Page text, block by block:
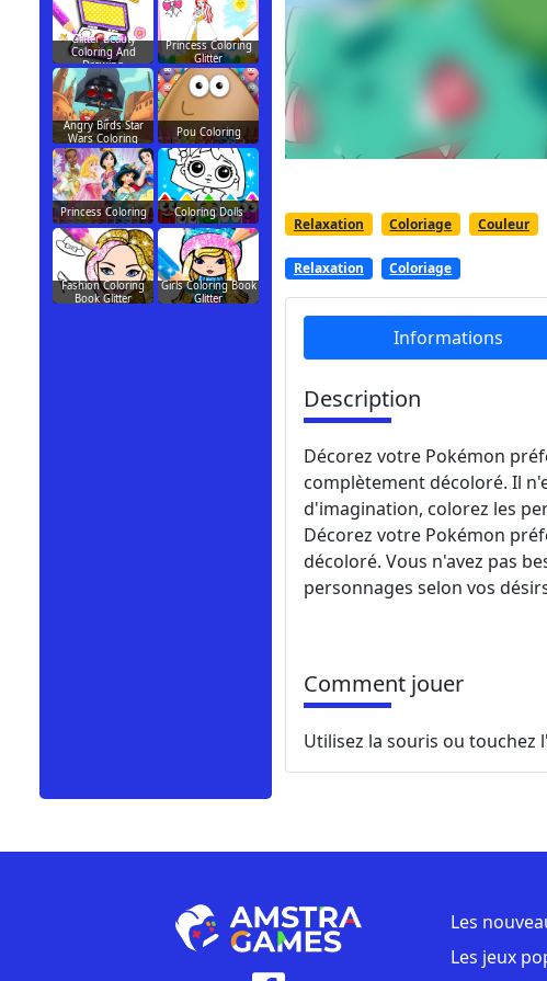
Relaxation Coloriage Couleur
Relaxation Coloriage
Informations
Description
Décorez votre Pokémon
complètement décoloré. Il
d'imagination, colorez les
Décorez votre Pokémon
décoloré. Vous n'avez pas
personnages selon vos
Comment jouer
Utilisez la souris ou touchez
Glitter Beauty
Coloring And
Drawing
Princess Coloring
Glitter
Angry Birds Star
Wars Coloring
Pou Coloring
Princess Coloring Coloring Dolls
Fashion Coloring
Book Glitter
Girls Coloring Book
Glitter
Les
Les jeux